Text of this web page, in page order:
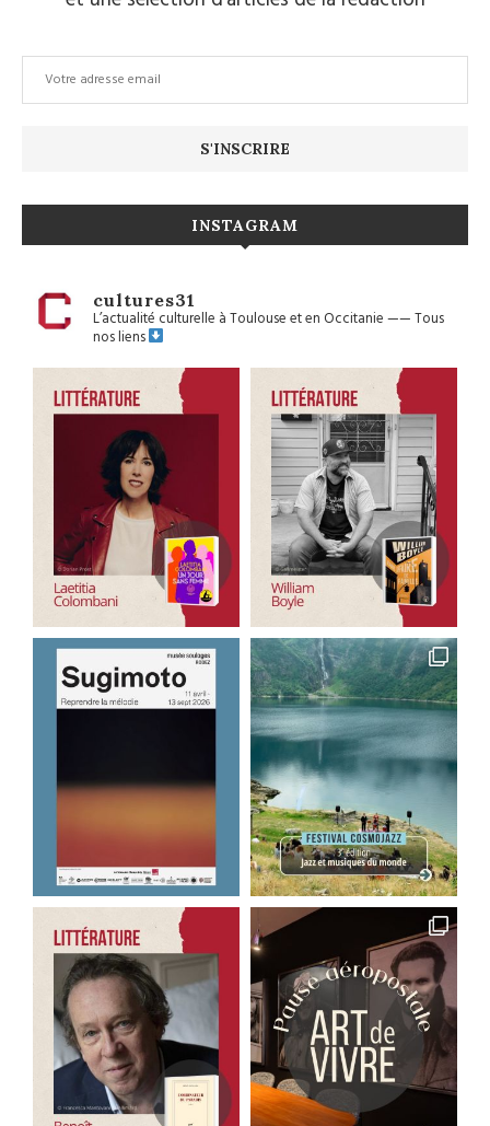
INSTAGRAM
cultures31
L’actualité culturelle à Toulouse et en Occitanie——Tous
nos liens